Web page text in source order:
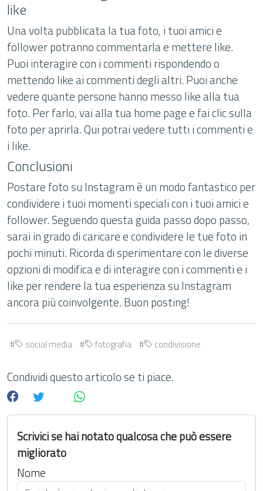
like
Una volta pubblicata la tua foto, i tuoi amici e
follower potranno commentarla e mettere like.
Puoi interagire con i commenti rispondendo o
mettendo like ai commenti degli altri. Puoi anche
vedere quante persone hanno messo like alla tua
foto. Per farlo, vai alla tua home page e fai clic sulla
foto per aprirla. Qui potrai vedere tutti i commenti e
i like.
Conclusioni
Postare foto su Instagram è un modo fantastico per
condividere i tuoi momenti speciali con i tuoi amici e
follower. Seguendo questa guida passo dopo passo,
sarai in grado di caricare e condividere le tue foto in
pochi minuti. Ricorda di sperimentare con le diverse
opzioni di modifica e di interagire con i commenti e i
like per rendere la tua esperienza su Instagram
ancora più coinvolgente. Buon posting!
social media fotografia condivisione
Condividi questo articolo se ti piace.
Scrivici se hai notato qualcosa che può essere
migliorato
Nome